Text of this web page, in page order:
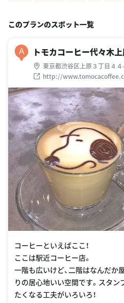
このプランのスポット一覧
A トモカコーヒー代々木
東京都渋谷区上原３丁目４４
http://
コーヒーといえばここ！
ここは駅近コーヒー店。
一階も広いけど、二階はなんだか
りの居心地いい空間です。スタン
たくなる工夫がいろいろ！